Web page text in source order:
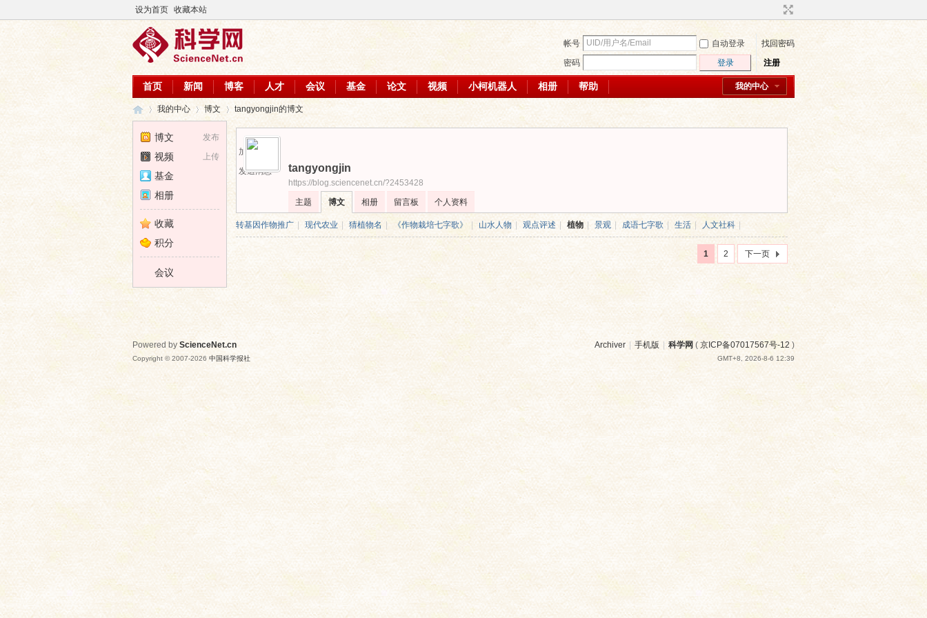
设为首页 收藏本站
帐号 自动登录
找回密码
密码
登录 注册
我的中心
首页 新闻 博客 人才 会议 基金 论文 视频 小柯机器人 相册 帮助
学
›
我的中心 博文 tangyongjin的博文
加为好友
发送消息
tangyongjin
https://blog.sciencenet.cn/?2453428
主题
博文 相册 留言板 个人资料
转基因作物推广 现代农业 猜植物名 《作物栽培七字歌》 山水人物 观点评述 植物 景观 成语七字歌 生活 人文社科
1 2 下一页
发布
博文
上传
视频
基金
相册
收藏
积分
会议
Archiver 手机版 科学网 ( 京ICP备07017567号-12 )
GMT+8, 2026-8-6 12:39
Powered by ScienceNet.cn
Copyright © 2007-2026 中国科学报社